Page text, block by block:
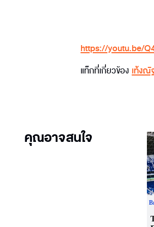
https://youtu.be/
แท็กที่เกี่ยวข้อง เท้ง
คุณอาจสนใจ